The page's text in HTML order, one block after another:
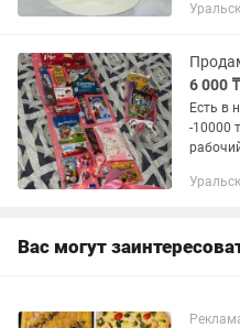
6 000
Есть в
-10000
рабочий. Тел: Также
Вас могут